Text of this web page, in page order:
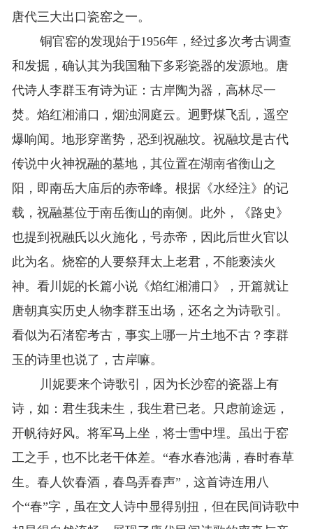
唐代三大出口瓷窑之一。
铜官窑的发现始于1956年，经过多次考古调查
和发掘，确认其为我国釉下多彩瓷器的发源地。唐
代诗人李群玉有诗为证：古岸陶为器，高林尽一
焚。焰红湘浦口，烟浊洞庭云。迥野煤飞乱，遥空
爆响闻。地形穿凿势，恐到祝融坟。祝融坟是古代
传说中火神祝融的墓地，其位置在湖南省衡山之
阳，即南岳大庙后的赤帝峰。根据《水经注》的记
载，祝融墓位于南岳衡山的南侧。此外，《路史》
也提到祝融氏以火施化，号赤帝，因此后世火官以
此为名。烧窑的人要祭拜太上老君，不能亵渎火
神。看川妮的长篇小说《焰红湘浦口》，开篇就让
唐朝真实历史人物李群玉出场，还名之为诗歌引。
看似为石渚窑考古，事实上哪一片土地不古？李群
玉的诗里也说了，古岸嘛。
川妮要来个诗歌引，因为长沙窑的瓷器上有
诗，如：君生我未生，我生君已老。只虑前途远，
开帆待好风。将军马上坐，将士雪中埋。虽出于窑
工之手，也不比老干体差。“春水春池满，春时春草
生。春人饮春酒，春鸟弄春声”，这首诗连用八
个“春”字，虽在文人诗中显得别扭，但在民间诗歌中